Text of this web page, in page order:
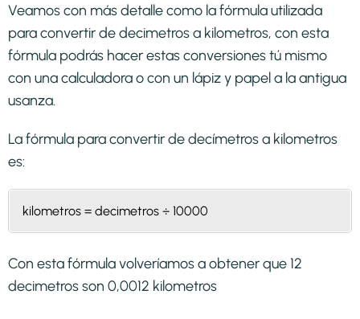
Veamos con más detalle como la fórmula utilizada
para convertir de decimetros a kilometros, con esta
fórmula podrás hacer estas conversiones tú mismo
con una calculadora o con un lápiz y papel a la antigua
usanza.
La fórmula para convertir dedecímetros a kilometros
es:
kilometros = decimetros ÷ 10000
Con esta fórmula volveríamos a obtener que 12
decimetros son 0,0012 kilometros